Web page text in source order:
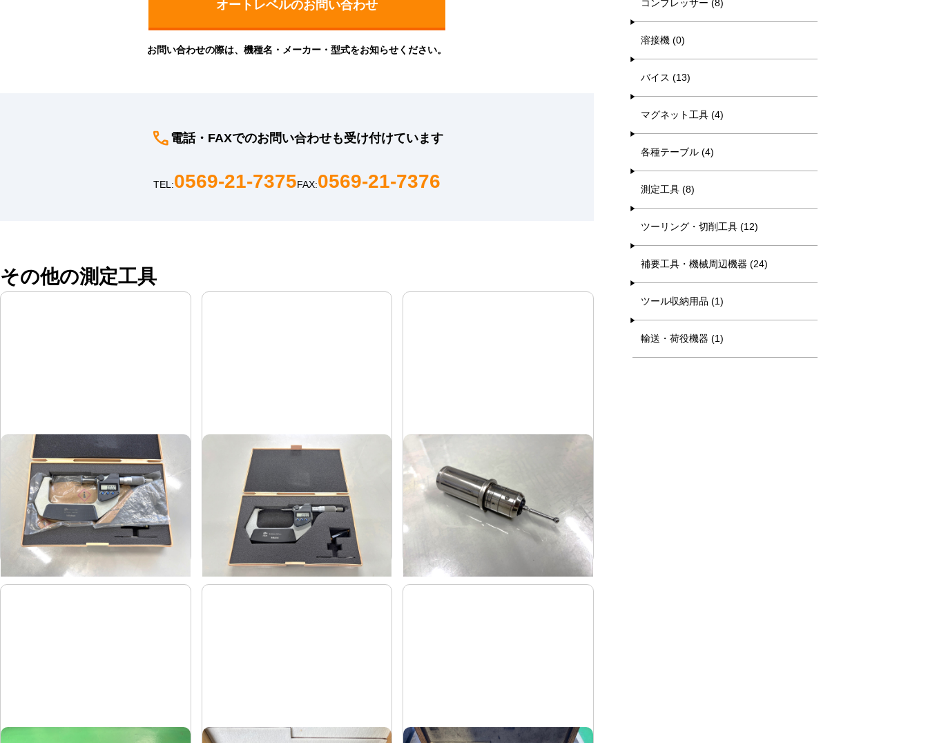
お問い合わせの際は、機種名・メーカー・型式をお知らせください。
電話・FAXでのお問い合わせも受け付けています
TEL:0569-21-7375FAX:0569-21-7376
その他の測定工具
デジタル歯厚マイクロメータ
メーカー ミツトヨ
GMA-75MX
デジタルポイントマイクロメータ
メーカー ミツトヨ
式CPM30-50MJ
式-
ポイントマスター
メーカー BIG
PMG-32
コンプレッサー (8)
溶接機 (0)
バイス (13)
マグネット工具 (4)
各種テーブル (4)
測定工具 (8)
ツーリング・切削工具 (12)
補要工具・機械周辺機器 (24)
ツール収納用品 (1)
輸送・荷役機器 (1)